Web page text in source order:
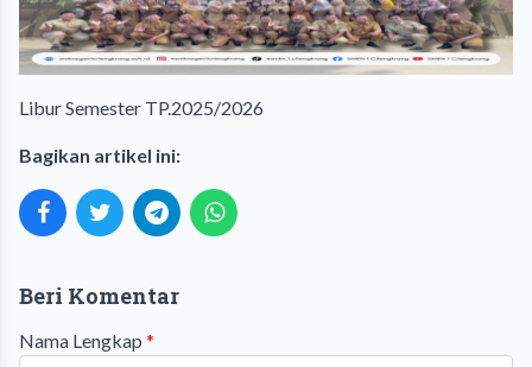
Libur Semester TP.2025/2026
Bagikan artikel ini:
Beri Komentar
Nama Lengkap *